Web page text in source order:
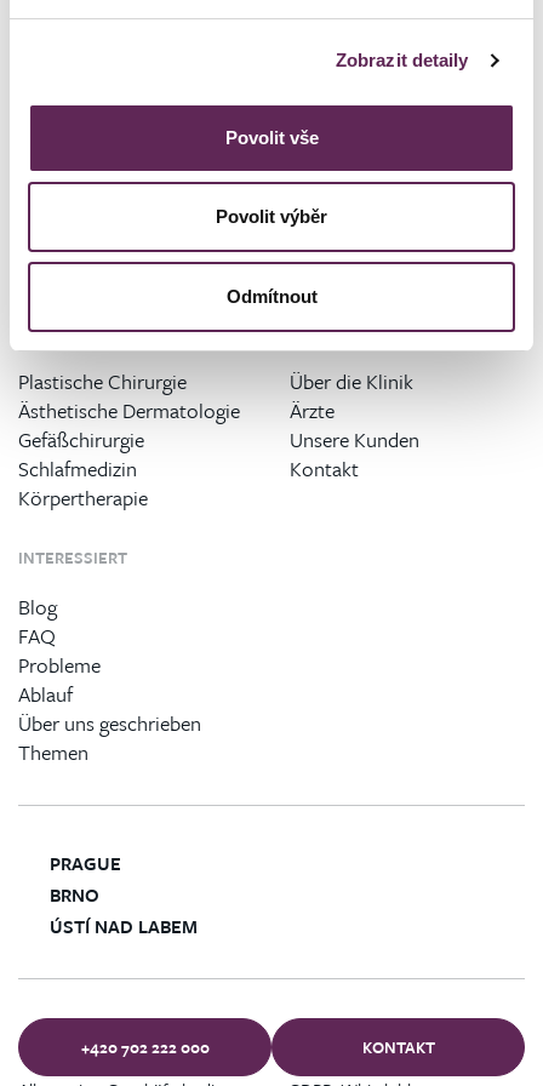
Zobrazit detaily
Povolit vše
Povolit výběr
Odmítnout
cernicka@medicomclinic.cz
ANGEBOT AN EINGRIFFEN
Plastische Chirurgie
Ästhetische Dermatologie
Gefäßchirurgie
Schlafmedizin
Körpertherapie
KLINIK
Über die Klinik
Ärzte
Unsere Kunden
Kontakt
INTERESSIERT
Blog
FAQ
Probleme
Ablauf
Über uns geschrieben
Themen
PRAGUE
BRNO
ÚSTÍ NAD LABEM
+420 702 222 000 KONTAKT